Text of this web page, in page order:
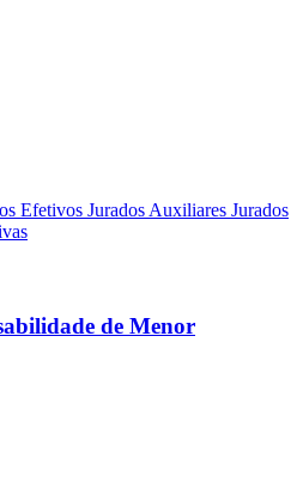
Efetivos Jurados Auxiliares Jurados
de Menor